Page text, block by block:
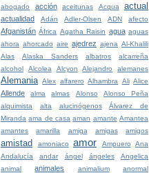
abogado
acción aceitunas Acqua actual
actualidad Adán Adler-Olsen ADN afecto
Afganistán África Agatha Raisin agua aguas
ahora ahorcado aire ajedrez ajena Al-Khalili
Alas
Alaska Sanders albatros
alcarreña
alcohol
Alcolea Alcyon Alejandro alemanes
Alemania Alex alfarero Alhambra Ali Alice
Allende alma almas Alonso
Alonso Peña
alquimista
alta alucinógenos
Álvarez de
Miranda ama de casa aman amante Amantea
amantes
amarilla amiga amigas amigos
amistad amoniaco amor Ampuero
Ana
Andalucía
andar ángel ángeles
Angelica
animal
animales animalium
anormal